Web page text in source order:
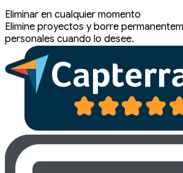
Eliminar en cualquier momento
Elimine proyectos y borre
personales cuando lo desee.